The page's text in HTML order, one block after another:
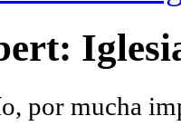
por mucha